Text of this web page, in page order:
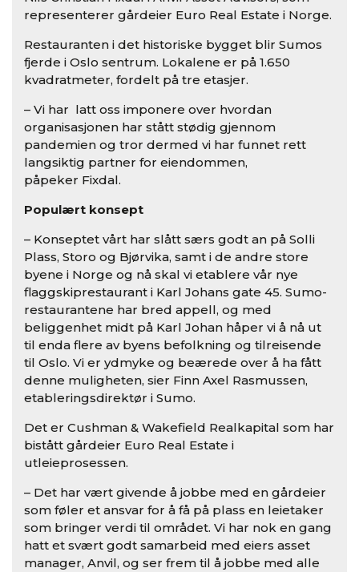
representerer gårdeier Euro Real Estate i Norge.
Restauranten i det historiske bygget blir Sumos
fjerde i Oslo sentrum. Lokalene er på 1.650
kvadratmeter, fordelt på tre etasjer.
– Vi har latt oss imponere over hvordan
organisasjonen har stått stødig gjennom
pandemien og tror dermed vi har funnet rett
langsiktig partner for eiendommen,
påpeker Fixdal.
Populært konsept
– Konseptet vårt har slått særs godt an på Solli
Plass, Storo og Bjørvika, samt i de andre store
byene i Norge og nå skal vi etablere vår nye
flaggskiprestaurant i Karl Johans gate 45. Sumo-
restaurantene har bred appell, og med
beliggenhet midt på Karl Johan håper vi å nå ut
til enda flere av byens befolkning og tilreisende
til Oslo. Vi er ydmyke og beærede over å ha fått
denne muligheten, sier Finn Axel Rasmussen,
etableringsdirektør i Sumo.
Det er Cushman & Wakefield Realkapital som har
bistått gårdeier Euro Real Estate i
utleieprosessen.
– Det har vært givende å jobbe med en gårdeier
som føler et ansvar for å få på plass en leietaker
som bringer verdi til området. Vi har nok en gang
hatt et svært godt samarbeid med eiers asset
manager, Anvil, og ser frem til å jobbe med alle